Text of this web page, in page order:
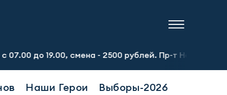
смена - 2500 рублей. Пр-т Набережночелнинский,
Наши Герои Выборы-2026